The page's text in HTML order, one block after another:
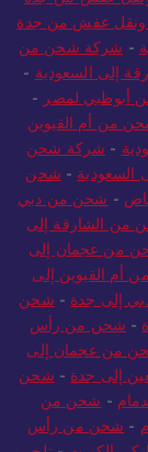
عفش من جدة
- شركة شحن من
إلى السعودية -
أبوظبي لمصر -
من أم القيوين
- شركة شحن
- شحن
- شحن من دبي
من الشارقة إلى
من عجمان إلى
أم القيوين إلى
إلى جدة - شحن
- شحن من رأس
من عجمان إلى
إلى جدة - شحن
- شحن من
- شحن من رأس